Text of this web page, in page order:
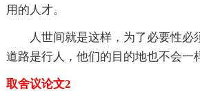
用的人才。
人世间就是这样，为了必要性必
道路是行人，他们的目的地也不会一
取舍议论文2